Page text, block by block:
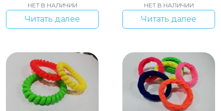
НЕТ В НАЛИЧИИ
Читать далее
НЕТ В НАЛИЧИИ
Читать далее